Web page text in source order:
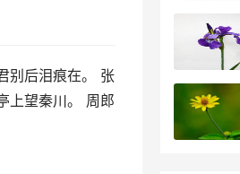
别后泪痕在。 张
上望秦川。 周郎